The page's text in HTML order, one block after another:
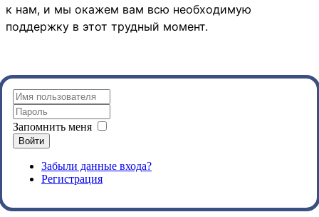
к нам, и мы окажем вам всю необходимую
поддержку в этот трудный момент.
Запомнить меня
Войти
Забыли данные входа?
Регистрация